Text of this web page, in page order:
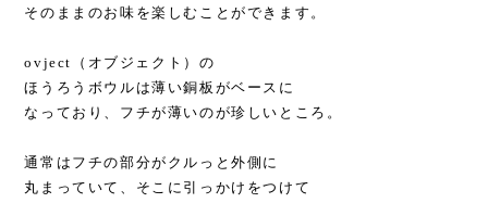
そのままのお味を楽しむことができます。
ovject（オブジェクト）の
ほうろうボウルは薄い銅板がベースに
なっており、フチが薄いのが珍しいところ。
通常はフチの部分がクルっと外側に
丸まっていて、そこに引っかけをつけて